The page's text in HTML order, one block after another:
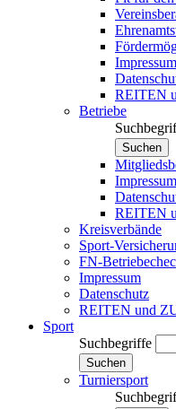
Impressum
REITEN
Betriebe
Suchen
Impressum
REITEN
Kreisverbände
Sport-
FN-
Impressum
Datenschutz
REITEN und
Sport
Suchbegriffe
Suchen
Turniersport